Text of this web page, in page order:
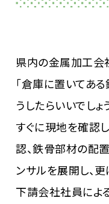
県内の金属加工会
「倉庫に置いてあ
うしたらいいでしょ
すぐに現地を確認
認、鉄骨部材の配
ンサルを展開し、
下請会社社員によ